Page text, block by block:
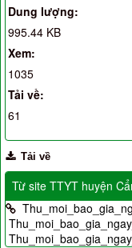
Dung lượng:
995.44 KB
Xem:
1035
Tải về:
61
Tải về
Từ site TTYT huyện